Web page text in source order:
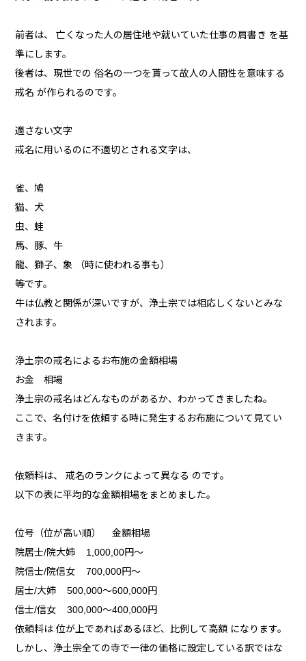
前者は、 亡くなった人の居住地や就いていた仕事の肩書き を基
準にします。
後者は、現世での 俗名の一つを貰って故人の人間性を意味する
戒名 が作られるのです。
適さない文字
戒名に用いるのに不適切とされる文字は、
雀、鳩
猫、犬
虫、蛙
馬、豚、牛
龍、獅子、象 （時に使われる事も）
等です。
牛は仏教と関係が深いですが、浄土宗では相応しくないとみな
されます。
浄土宗の戒名によるお布施の金額相場
お金 相場
浄土宗の戒名はどんなものがあるか、わかってきましたね。
ここで、名付けを依頼する時に発生するお布施について見てい
きます。
依頼料は、 戒名のランクによって異なる のです。
以下の表に平均的な金額相場をまとめました。
位号（位が高い順） 金額相場
院居士/院大姉 1,000,00円～
院信士/院信女 700,000円～
居士/大姉 500,000～600,000円
信士/信女 300,000～400,000円
依頼料は 位が上であればあるほど、比例して高額 になります。
しかし、浄土宗全ての寺で一律の価格に設定している訳ではな